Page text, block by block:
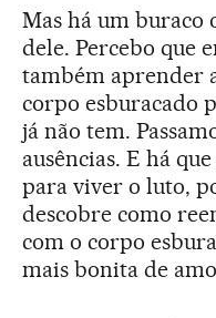
Mas há um buraco
dele. Percebo que
também aprender
corpo esburacado
já não tem.
ausências. E há
para viver o luto,
descobre como
com o corpo
mais bonita de